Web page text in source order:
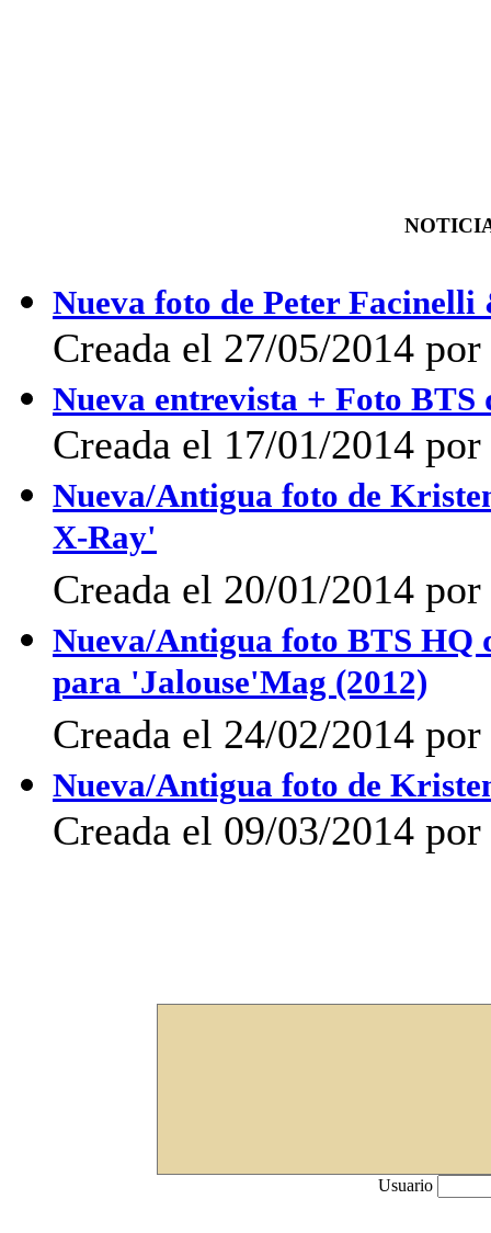
Nueva foto de Peter
Creada el 27/05/2014
Nueva entrevista + Foto
Creada el 17/01/2014
Nueva/Antigua foto de
X-Ray'
Creada el 20/01/2014
Nueva/Antigua foto BTS
para 'Jalouse'Mag (2012)
Creada el 24/02/2014
Nueva/Antigua foto de
Creada el 09/03/2014
Usuario